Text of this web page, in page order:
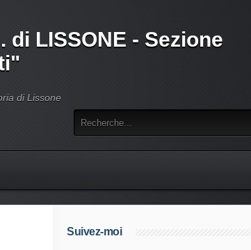
di LISSONE - Sezione
di Lissone
Suivez-moi